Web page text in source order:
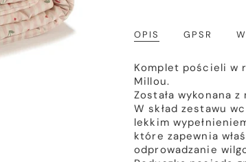
OPIS GPSR
Komplet pościeli w
Millou.
Została wykonana
W skład zestawu
lekkim
które zapewnia
odprowadzanie